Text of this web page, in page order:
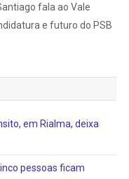
fala ao Vale
e futuro do PSB
em Rialma, deixa
pessoas ficam